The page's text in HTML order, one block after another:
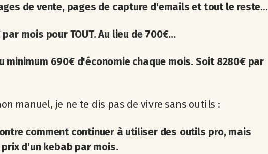
de vente, pages de capture d'emails et tout le reste...
mois pour TOUT. Au lieu de 700€...
minimum 690€ d'économie chaque mois. Soit 8280€ par
manuel, je ne te dis pas de vivre sans outils :
comment continuer à utiliser des outils pro, mais
d'un kebab par mois.